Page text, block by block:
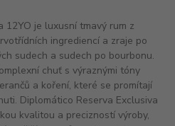
12YO je luxusní tmavý rum z
ingrediencí a zraje po
sudech a sudech po bourbonu.
chuť s výraznými tóny
a koření, které se promítají
Diplomático Reserva Exclusiva
kvalitou a precizností výroby,